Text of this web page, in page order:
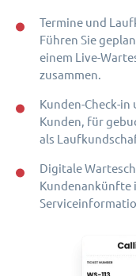
Termine und
Führen Sie
einem Live-
zusammen.
Kunden-Check-
Kunden, für
als
Digitale
Kundenankünfte